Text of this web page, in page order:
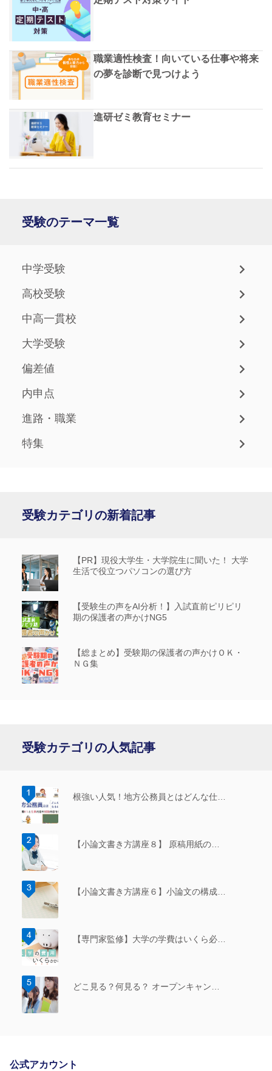
職業適性検査！向いている仕事や将来
の夢を診断で見つけよう
進研ゼミ教育セミナー
受験のテーマ一覧
中学受験
高校受験
中高一貫校
大学受験
偏差値
内申点
進路・職業
特集
受験カテゴリの新着記事
【PR】現役大学生・大学院生に聞いた！ 大学
生活で役立つパソコンの選び方
【受験生の声をAI分析！】入試直前ピリピリ
期の保護者の声かけNG5
【総まとめ】受験期の保護者の声かけＯＫ・
ＮＧ集
受験カテゴリの人気記事
根強い人気！地方公務員とはどんな仕…
【小論文書き方講座８】 原稿用紙の…
【小論文書き方講座６】小論文の構成…
【専門家監修】大学の学費はいくら必…
どこ見る？何見る？ オープンキャン…
公式アカウント